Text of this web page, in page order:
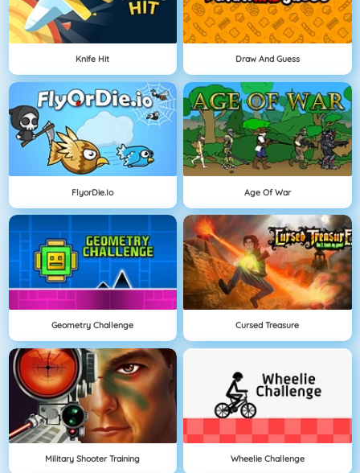
Knife Hit Draw And Guess
FlyorDie.io Age Of War
Geometry Challenge Cursed Treasure
Military Shooter Training Wheelie Challenge